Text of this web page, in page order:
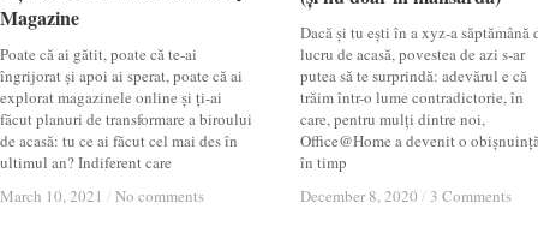
Magazine
Poate că ai gătit, poate că te-ai
îngrijorat și apoi ai sperat, poate că ai
explorat magazinele online și ți-ai
făcut planuri de transformare a biroului
de acasă: tu ce ai făcut cel mai des în
ultimul an? Indiferent care
March 10, 2021 / No comments
Magazine
March 10, 2021 / No comments
Dacă și tu ești în a xyz-a săptămână
lucru de acasă, povestea de azi s-ar
putea să te surprindă: adevărul e că
trăim într-o lume contradictorie, în
care, pentru mulți dintre noi,
Office@Home a devenit o
în timp
December 8, 2020 / 3 Comments
December 8, 2020 / 3 Comments